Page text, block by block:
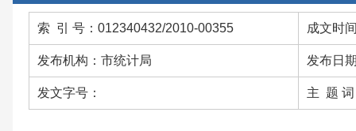
索 引 号：012340432/2010-00355 成文时
发布机构：市统计局 发布日
发文字号： 主 题 词